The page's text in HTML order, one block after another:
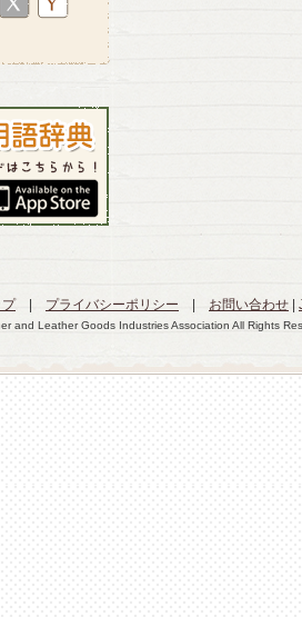
| プライバシーポリシー お問い合わせ
and Leather Goods Industries Association All Rights